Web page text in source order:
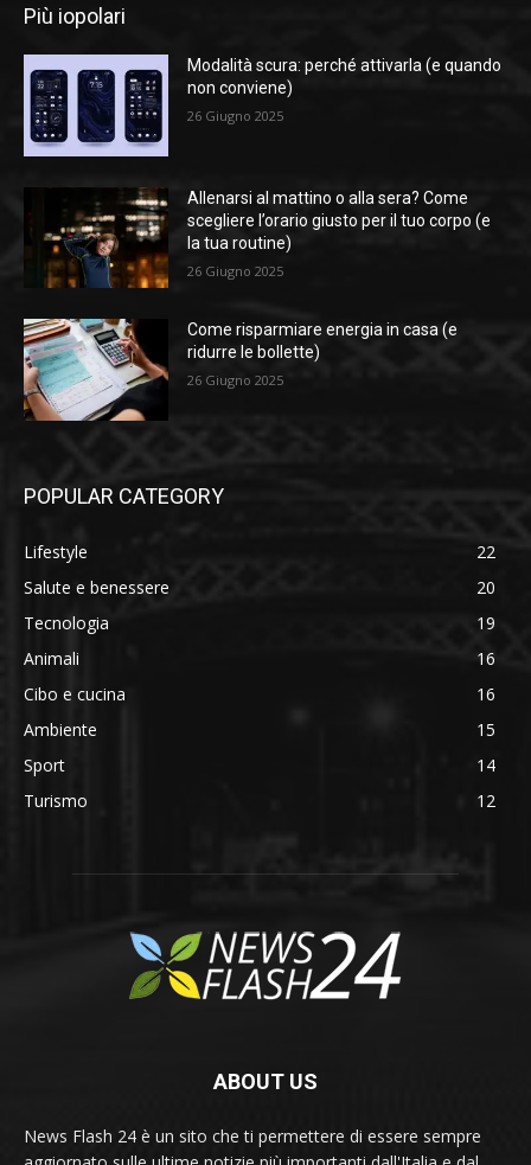
Più iopolari
Modalità scura: perché attivarla (e quando
non conviene)
26 Giugno 2025
Allenarsi al mattino o alla sera? Come
scegliere l’orario giusto per il tuo corpo (e
la tua routine)
26 Giugno 2025
Come risparmiare energia in casa (e
ridurre le bollette)
26 Giugno 2025
POPULAR CATEGORY
Lifestyle
22
Salute e benessere
20
Tecnologia
19
Animali
16
Cibo e cucina
16
Ambiente
15
Sport
14
Turismo
12
ABOUT US
News Flash 24 è un sito che ti permettere di essere sempre